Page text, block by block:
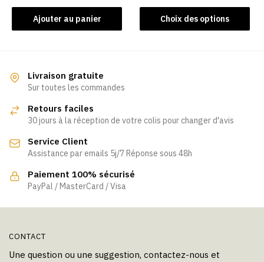
produit
produit
Ajouter au panier Choix des options
Ce
produit
être
Livraison gratuite
Sur toutes les commandes
Retours faciles
30 jours à la réception de votre colis pour changer d'avis
Service Client
Assistance par emails 5j/7 Réponse sous 48h
Paiement 100% sécurisé
PayPal / MasterCard / Visa
CONTACT
Une question ou une suggestion, contactez-nous et